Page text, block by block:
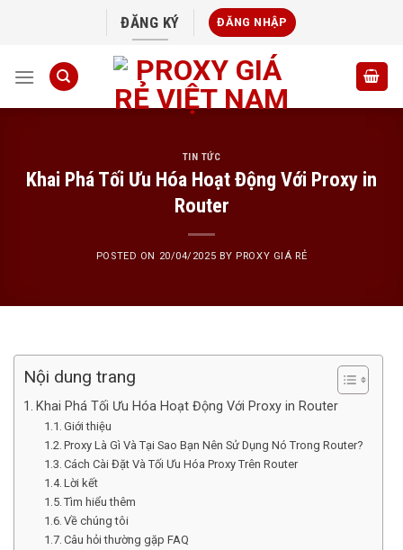
ĐĂNG KÝ ĐĂNG NHẬP
TIN TỨC
Khai Phá Tối Ưu Hóa Hoạt Động Với Proxy in
Router
POSTED ON 20/04/2025 BY PROXY GIÁ RẺ
Nội dung trang
Khai Phá Tối Ưu Hóa Hoạt Động Với Proxy in Router
Giới thiệu
Proxy Là Gì Và Tại Sao Bạn Nên Sử Dụng Nó Trong Router?
Cách Cài Đặt Và Tối Ưu Hóa Proxy Trên Router
Lời kết
Tìm hiểu thêm
Về chúng tôi
Câu hỏi thường gặp FAQ